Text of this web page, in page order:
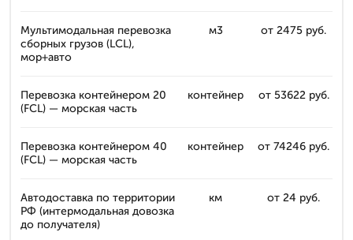
Мультимодальная перевозка
сборных грузов (LCL),
мор+авто
м3 от 2475 руб.
Перевозка контейнером 20
(FCL) — морская часть
контейнер от 53622 руб.
Перевозка контейнером 40
(FCL) — морская часть
контейнер от 74246 руб.
Автодоставка по территории
РФ (интермодальная довозка
до получателя)
км от 24 руб.